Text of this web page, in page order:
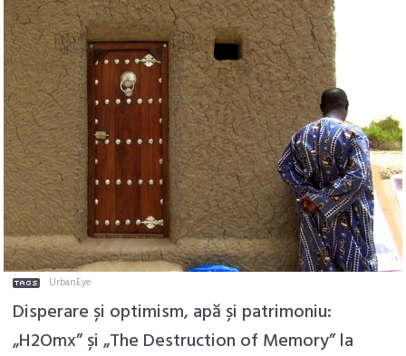
UrbanEye
Disperare și optimism, apă și patrimoniu:
„H2Omx” și „The Destruction of Memory” la